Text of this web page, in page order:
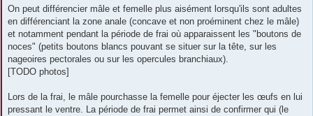
On peut différencier mâle et femelle plus aisément lorsqu'ils sont adultes
en différenciant la zone anale (concave et non proéminent chez le mâle)
et notamment pendant la période de frai où apparaissent les "boutons de
noces" (petits boutons blancs pouvant se situer sur la tête, sur les
nageoires pectorales ou sur les opercules branchiaux).
[TODO photos]
Lors de la frai, le mâle pourchasse la femelle pour éjecter les œufs en lui
pressant le ventre. La période de frai permet ainsi de confirmer qui (le